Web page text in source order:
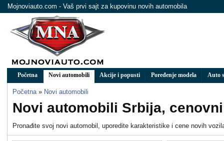
Mojnoviauto.com - Vaš prvi sajt za kupovinu novih automobila
Početna Novi automobili Akcije i popusti Poređenje modela Auto
Početna » Novi automobili
Novi automobili Srbija,
Pronađite svoj novi automobil, uporedite karakteristike i cene novih